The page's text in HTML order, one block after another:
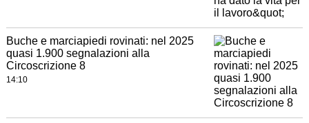
Buche e marciapiedi rovinati: nel 2025
quasi 1.900 segnalazioni alla
Circoscrizione 8
14:10